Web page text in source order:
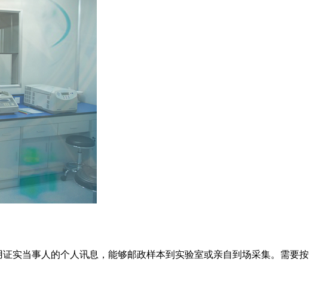
实当事人的个人讯息，能够邮政样本到实验室或亲自到场采集。需要按